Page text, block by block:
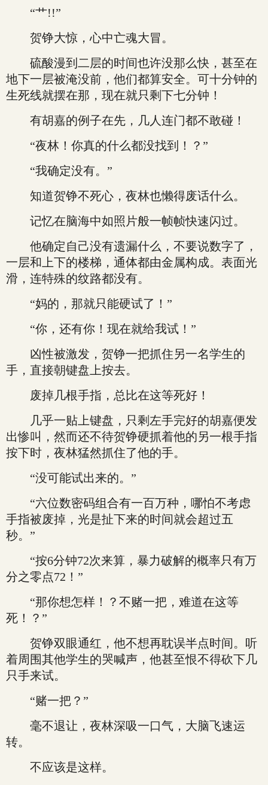
“艹!!”
贺铮大惊，心中亡魂大冒。
硫酸漫到二层的时间也许没那么快，甚至在
地下一层被淹没前，他们都算安全。可十分钟的
生死线就摆在那，现在就只剩下七分钟！
有胡嘉的例子在先，几人连门都不敢碰！
“夜林！你真的什么都没找到！？”
“我确定没有。”
知道贺铮不死心，夜林也懒得废话什么。
记忆在脑海中如照片般一帧帧快速闪过。
他确定自己没有遗漏什么，不要说数字了，
一层和上下的楼梯，通体都由金属构成。表面光
滑，连特殊的纹路都没有。
“妈的，那就只能硬试了！”
“你，还有你！现在就给我试！”
凶性被激发，贺铮一把抓住另一名学生的
手，直接朝键盘上按去。
废掉几根手指，总比在这等死好！
几乎一贴上键盘，只剩左手完好的胡嘉便发
出惨叫，然而还不待贺铮硬抓着他的另一根手指
按下时，夜林猛然抓住了他的手。
“没可能试出来的。”
“六位数密码组合有一百万种，哪怕不考虑
手指被废掉，光是扯下来的时间就会超过五
秒。”
“按6分钟72次来算，暴力破解的概率只有万
分之零点72！”
“那你想怎样！？不赌一把，难道在这等
死！？”
贺铮双眼通红，他不想再耽误半点时间。听
着周围其他学生的哭喊声，他甚至恨不得砍下几
只手来试。
“赌一把？”
毫不退让，夜林深吸一口气，大脑飞速运
转。
不应该是这样。